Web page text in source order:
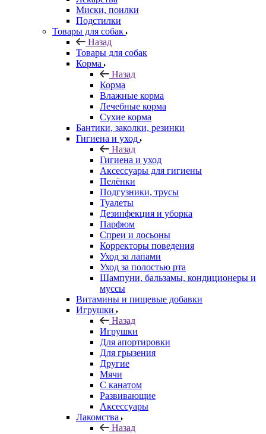
Миски, поилки
Подстилки
Товары для собак
Назад
Товары для собак
Корма
Назад
Корма
Влажные корма
Лечебные корма
Сухие корма
Бантики, заколки, резинки
Гигиена и уход
Назад
Гигиена и уход
Аксессуары для гигиены
Пелёнки
Подгузники, трусы
Туалеты
Дезинфекция и уборка
Парфюм
Спреи и лосьоны
Корректоры поведения
Уход за лапами
Уход за полостью рта
Шампуни, бальзамы, кондиционеры и
муссы
Витамины и пищевые добавки
Игрушки
Назад
Игрушки
Для апортировки
Для грызения
Другие
Мячи
С канатом
Развивающие
Аксессуары
Лакомства
Назад